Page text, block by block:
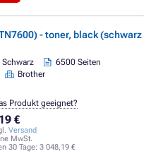
- toner, black (schwarz
Schwarz
6500 Seiten
Brother
€
Versand
MwSt.
30 Tage: 3 048,19 €
Produkt geeignet?